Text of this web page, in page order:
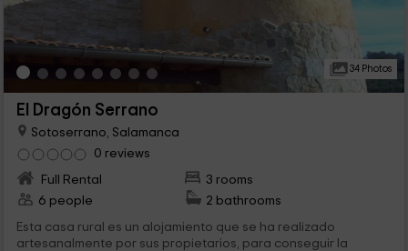
34 Photos
El Dragón Serrano
Sotoserrano, Salamanca
0 reviews
Full Rental
3 rooms
6 people
2 bathrooms
Esta casa rural es un alojamiento que se ha realizado
artesanalmente por sus propietarios, para conseguir la